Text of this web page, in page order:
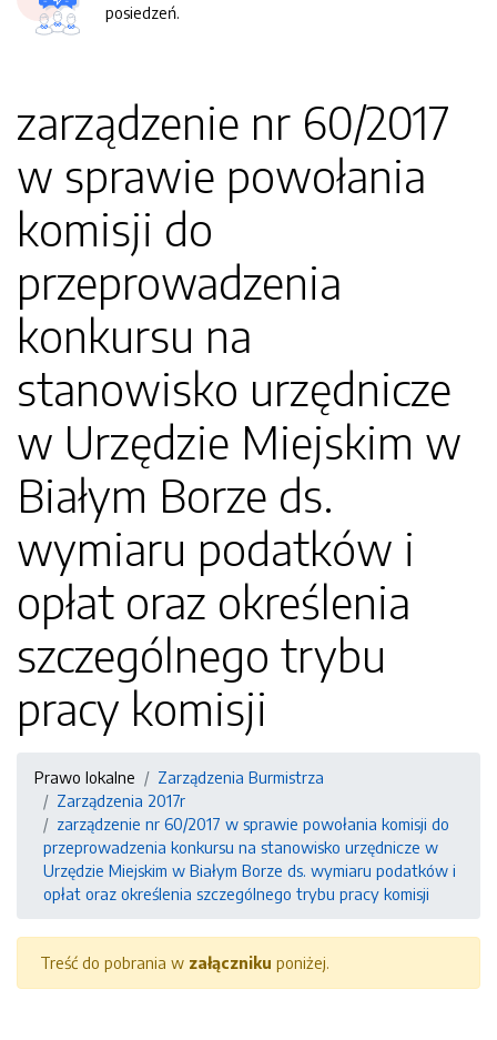
posiedzeń.
zarządzenie nr 60/2017
w sprawie powołania
komisji do
przeprowadzenia
konkursu na
stanowisko urzędnicze
w Urzędzie Miejskim w
Białym Borze ds.
wymiaru podatków i
opłat oraz określenia
szczególnego trybu
pracy komisji
Prawo lokalne
Zarządzenia Burmistrza
Zarządzenia 2017r
zarządzenie nr 60/2017 w sprawie powołania komisji do
przeprowadzenia konkursu na stanowisko urzędnicze w
Urzędzie Miejskim w Białym Borze ds. wymiaru podatków i
opłat oraz określenia szczególnego trybu pracy komisji
Treść do pobrania w załączniku poniżej.